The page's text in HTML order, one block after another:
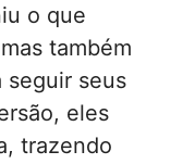
o que
também
seguir seus
eles
trazendo